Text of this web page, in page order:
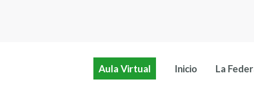
Aula Virtual Inicio La